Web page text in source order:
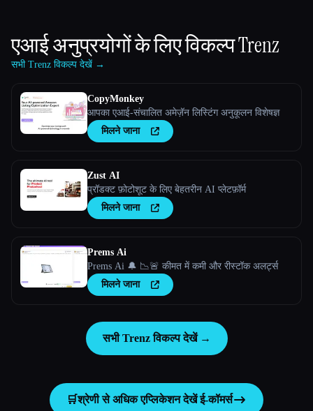
एआई अनुप्रयोगों के लिए विकल्पTrenz
सभी Trenz विकल्प देखें →
CopyMonkey
आपका एआई-संचालित अमेज़ॅन लिस्टिंग अनुकूलन विशेषज्ञ
मिलने जाना
Zust AI
प्रॉडक्ट फ़ोटोशूट के लिए बेहतरीन AI प्लेटफ़ॉर्म
मिलने जाना
Prems Ai
Prems Ai 🔔 📉🚨 कीमत में कमी और रीस्टॉक अलर्ट्स
मिलने जाना
सभी Trenz विकल्प देखें →
🛒श्रेणी से अधिक एप्लिकेशन देखेंई-कॉमर्स